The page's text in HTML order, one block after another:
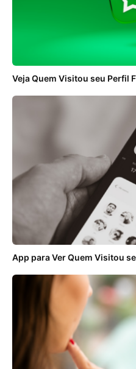
Veja Quem Visitou seu Perfil
App para Ver Quem Visitou